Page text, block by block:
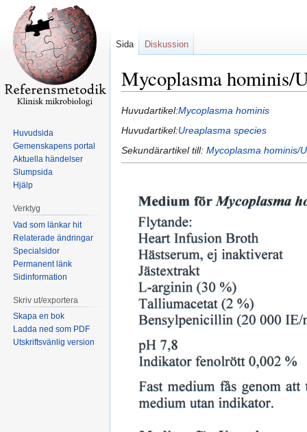
Mycoplasma hominis/
Hoppa
till
Hoppa
till
Huvudartikel:Mycoplasma hominis
Huvudartikel:Ureaplasma species
Sekundärartikel till: Mycoplasma hominis/
Sida Diskussion
Huvudsida
Gemenskapens portal
Aktuella händelser
Slumpsida
Hjälp
Verktyg
Vad som länkar hit
Relaterade ändringar
Specialsidor
Permanent länk
Sidinformation
Skriv ut/exportera
Skapa en bok
Ladda ned som PDF
Utskriftsvänlig version